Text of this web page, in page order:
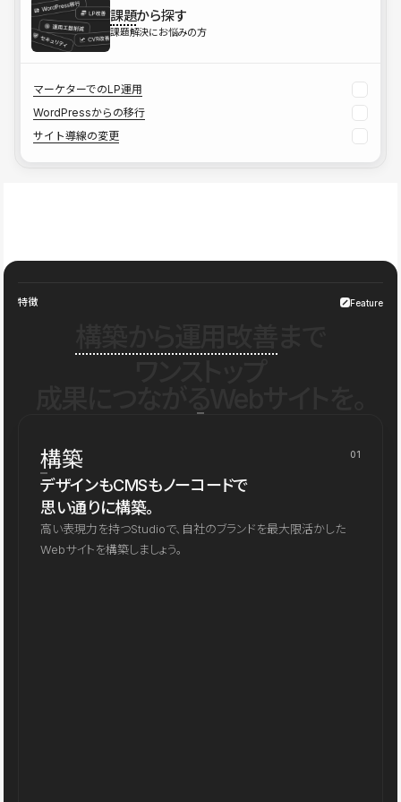
課題から探す
課題解決にお悩みの方
マーケターでのLP運用
WordPressからの移行
サイト導線の変更
特徴 Feature
構築 01
デザインもCMSもノーコードで
思い通りに構築。
高い表現力を持つStudioで、自社のブランドを最大限活かした
Webサイトを構築しましょう。